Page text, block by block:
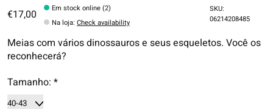
€17,00
Em stock online (2)
Na loja:Check availability
SKU:
06214208485
Meias com vários dinossauros e seus esqueletos. Você os
reconhecerá?
Tamanho: *